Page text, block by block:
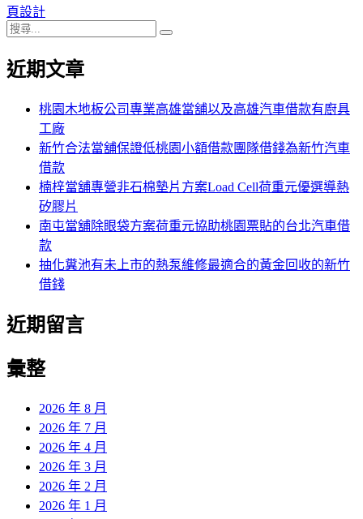
導
覽
章:
頁設計
搜
關
近期文章
桃園木地板公司專業高雄當舖以及高雄汽車借款有廚具
工廠
新竹合法當舖保證低桃園小額借款團隊借錢為新竹汽車
借款
楠梓當舖專營非石棉墊片方案Load Cell荷重元優選導熱
矽膠片
南屯當舖除眼袋方案荷重元協助桃園票貼的台北汽車借
款
抽化糞池有未上市的熱泵維修最適合的黃金回收的新竹
借錢
近期留言
彙整
2026 年 8 月
2026 年 7 月
2026 年 4 月
2026 年 3 月
2026 年 2 月
2026 年 1 月